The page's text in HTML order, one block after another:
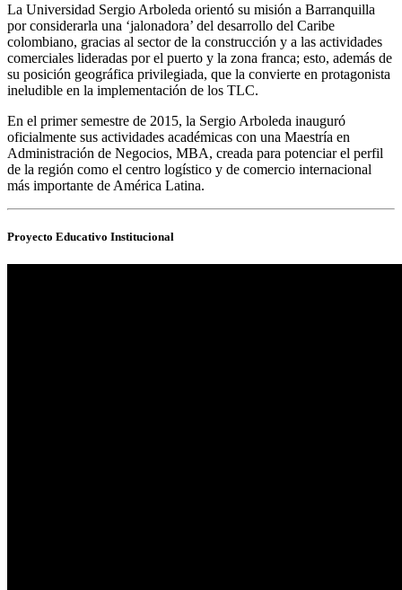
La Universidad Sergio Arboleda orientó su misión a Barranquilla
por considerarla una ‘jalonadora’ del desarrollo del Caribe
colombiano, gracias al sector de la construcción y a las actividades
comerciales lideradas por el puerto y la zona franca; esto, además de
su posición geográfica privilegiada, que la convierte en protagonista
ineludible en la implementación de los TLC.
En el primer semestre de 2015, la Sergio Arboleda inauguró
oficialmente sus actividades académicas con una Maestría en
Administración de Negocios, MBA, creada para potenciar el perfil
de la región como el centro logístico y de comercio internacional
más importante de América Latina.
Proyecto Educativo Institucional